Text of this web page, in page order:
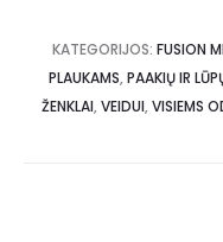
KATEGORIJOS: FUSION
PLAUKAMS, PAAKIŲ IR
ŽENKLAI, VEIDUI, VISIEMS